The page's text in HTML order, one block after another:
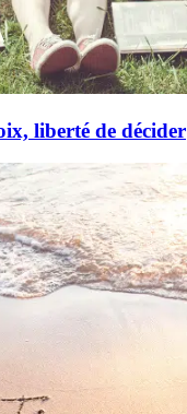
liberté de décider